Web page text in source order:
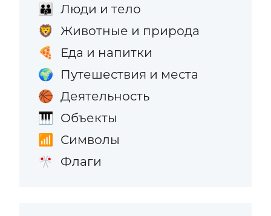
👪 Люди и тело
🦁 Животные и природа
🍕 Еда и напитки
🌍 Путешествия и места
🏀 Деятельность
🎹 Объекты
📶 Символы
🎌 Флаги